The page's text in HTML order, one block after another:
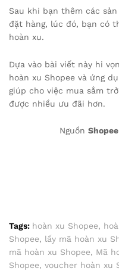
Sau khi bạn thêm các
đặt hàng, lúc đó, bạn có
hoàn xu.
Dựa vào bài viết này hi
hoàn xu Shopee và ứng
giúp cho việc mua sắm
được nhiều ưu đãi hơn.
Nguồn
Tags: hoàn xu Shopee,
Shopee, lấy mã hoàn xu
mã hoàn xu Shopee, Mã
Shopee, voucher hoàn xu